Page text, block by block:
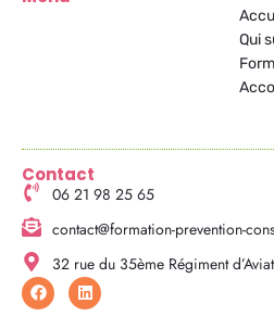
Qui
Contact
06 21 98 25 65
contact@formation-prevention-
32 rue du 35ème Régiment
F
a
c
L
i
n